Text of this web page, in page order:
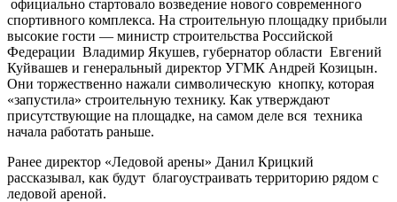
официально стартовало возведение нового современного
спортивного комплекса. На строительную площадку прибыли
высокие гости — министр строительства Российской
Федерации Владимир Якушев, губернатор области Евгений
Куйвашев и генеральный директор УГМК Андрей Козицын.
Они торжественно нажали символическую кнопку, которая
«запустила» строительную технику. Как утверждают
присутствующие на площадке, на самом деле вся техника
начала работать раньше.
Ранее директор «Ледовой арены» Данил Крицкий
рассказывал, как будут благоустраивать территорию рядом с
ледовой ареной.